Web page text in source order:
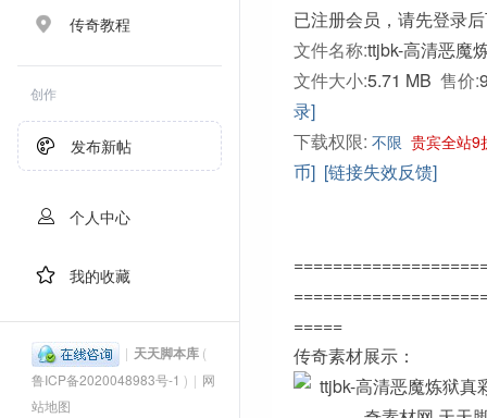
传奇教程
创作
发布新帖
个人中心
我的收藏
| 天天脚本库 (
鲁ICP备2020048983号-1 ) | 网
站地图
已注册会员，请先登录
文件名称:ttjbk-高清恶魔
文件大小:5.71 MB 售价:
录]
下载权限: 不限 贵宾全站9
币] [链接失效反馈]
=====
传奇素材展示：